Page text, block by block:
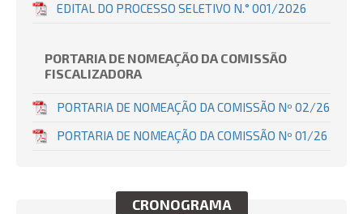
EDITAL DO PROCESSO SELETIVO N.° 001/2026
PORTARIA DE NOMEAÇÃO DA COMISSÃO
FISCALIZADORA
PORTARIA DE NOMEAÇÃO DA COMISSÃO Nº 02/26
PORTARIA DE NOMEAÇÃO DA COMISSÃO Nº 01/26
CRONOGRAMA